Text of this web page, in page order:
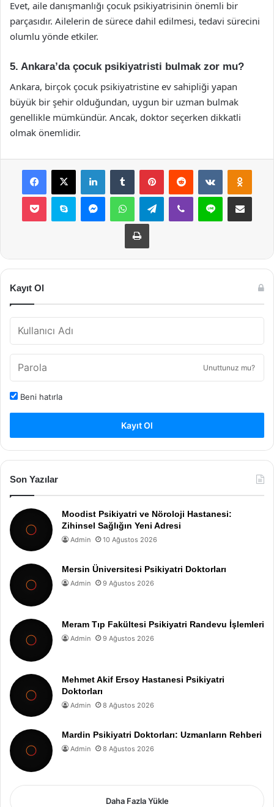
Evet, aile danışmanlığı çocuk psikiyatrisinin önemli bir
parçasıdır. Ailelerin de sürece dahil edilmesi, tedavi sürecini
olumlu yönde etkiler.
5. Ankara’da çocuk psikiyatristi bulmak zor mu?
Ankara, birçok çocuk psikiyatristine ev sahipliği yapan
büyük bir şehir olduğundan, uygun bir uzman bulmak
genellikle mümkündür. Ancak, doktor seçerken dikkatli
olmak önemlidir.
Facebook
X LinkedInTumblr PinterestReddit VKontakte
Pocket Skype MessengerWhatsAppTelegramViber Line E-Posta ile
Yazdır
Kayıt Ol
Unuttunuz mu?
Beni hatırla
Kayıt Ol
Son Yazılar
Moodist Psikiyatri ve Nöroloji Hastanesi:
Zihinsel Sağlığın Yeni Adresi
Admin 10 Ağustos 2026
Mersin Üniversitesi Psikiyatri Doktorları
Admin 9 Ağustos 2026
Meram Tıp Fakültesi Psikiyatri Randevu İşlemleri
Admin 9 Ağustos 2026
Mehmet Akif Ersoy Hastanesi Psikiyatri
Doktorları
Admin 8 Ağustos 2026
Mardin Psikiyatri Doktorları: Uzmanların Rehberi
Admin 8 Ağustos 2026
Daha Fazla Yükle